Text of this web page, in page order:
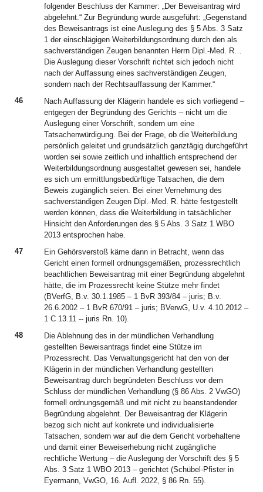
folgender Beschluss der Kammer: „Der Beweisantrag wird
abgelehnt.“ Zur Begründung wurde ausgeführt: „Gegenstand
des Beweisantrags ist eine Auslegung des § 5 Abs. 3 Satz
1 der einschlägigen Weiterbildungsordnung durch den als
sachverständigen Zeugen benannten Herrn Dipl.-Med. R…
Die Auslegung dieser Vorschrift richtet sich jedoch nicht
nach der Auffassung eines sachverständigen Zeugen,
sondern nach der Rechtsauffassung der Kammer.“
46
Nach Auffassung der Klägerin handele es sich vorliegend –
entgegen der Begründung des Gerichts – nicht um die
Auslegung einer Vorschrift, sondern um eine
Tatsachenwürdigung. Bei der Frage, ob die Weiterbildung
persönlich geleitet und grundsätzlich ganztägig durchgeführt
worden sei sowie zeitlich und inhaltlich entsprechend der
Weiterbildungsordnung ausgestaltet gewesen sei, handele
es sich um ermittlungsbedürftige Tatsachen, die dem
Beweis zugänglich seien. Bei einer Vernehmung des
sachverständigen Zeugen Dipl.-Med. R. hätte festgestellt
werden können, dass die Weiterbildung in tatsächlicher
Hinsicht den Anforderungen des § 5 Abs. 3 Satz 1 WBO
2013 entsprochen habe.
47
Ein Gehörsverstoß käme dann in Betracht, wenn das
Gericht einen formell ordnungsgemäßen, prozessrechtlich
beachtlichen Beweisantrag mit einer Begründung abgelehnt
hätte, die im Prozessrecht keine Stütze mehr findet
(BVerfG, B.v. 30.1.1985 – 1 BvR 393/84 – juris; B.v.
26.6.2002 – 1 BvR 670/91 – juris; BVerwG, U.v. 4.10.2012 –
1 C 13.11 -- juris Rn. 10).
48
Die Ablehnung des in der mündlichen Verhandlung
gestellten Beweisantrags findet eine Stütze im
Prozessrecht. Das Verwaltungsgericht hat den von der
Klägerin in der mündlichen Verhandlung gestellten
Beweisantrag durch begründeten Beschluss vor dem
Schluss der mündlichen Verhandlung (§ 86 Abs. 2 VwGO)
formell ordnungsgemäß und mit nicht zu beanstandender
Begründung abgelehnt. Der Beweisantrag der Klägerin
bezog sich nicht auf konkrete und individualisierte
Tatsachen, sondern war auf die dem Gericht vorbehaltene
und damit einer Beweiserhebung nicht zugängliche
rechtliche Wertung – die Auslegung der Vorschrift des § 5
Abs. 3 Satz 1 WBO 2013 – gerichtet (Schübel-Pfister in
Eyermann, VwGO, 16. Aufl. 2022, § 86 Rn. 55).